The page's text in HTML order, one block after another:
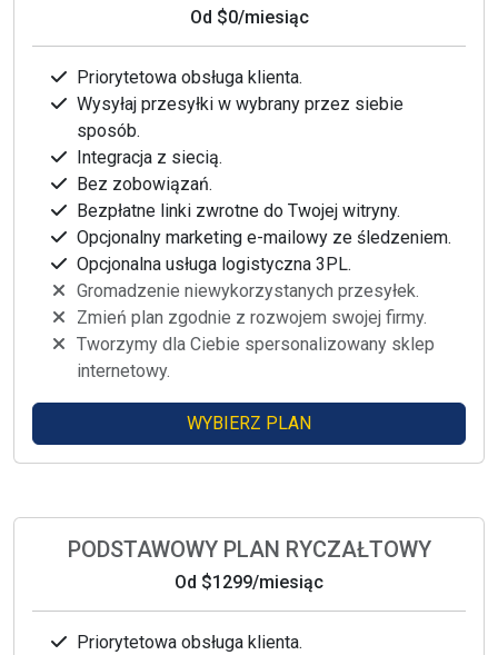
Od $0/miesiąc
Priorytetowa obsługa klienta.
Wysyłaj przesyłki w wybrany przez siebie
sposób.
Integracja z siecią.
Bez zobowiązań.
Bezpłatne linki zwrotne do Twojej witryny.
Opcjonalny marketing e-mailowy ze śledzeniem.
Opcjonalna usługa logistyczna 3PL.
Gromadzenie niewykorzystanych przesyłek.
Zmień plan zgodnie z rozwojem swojej firmy.
Tworzymy dla Ciebie spersonalizowany sklep
internetowy.
WYBIERZ PLAN
PODSTAWOWY PLAN RYCZAŁTOWY
Od $1299/miesiąc
Priorytetowa obsługa klienta.